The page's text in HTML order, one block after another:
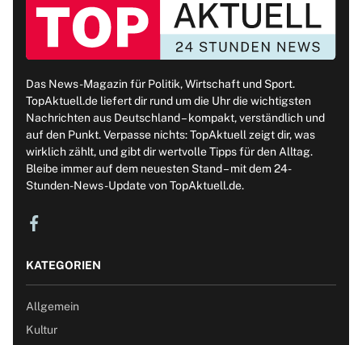
Das News-Magazin für Politik, Wirtschaft und Sport.
TopAktuell.de liefert dir rund um die Uhr die wichtigsten
Nachrichten aus Deutschland – kompakt, verständlich und
auf den Punkt. Verpasse nichts: TopAktuell zeigt dir, was
wirklich zählt, und gibt dir wertvolle Tipps für den Alltag.
Bleibe immer auf dem neuesten Stand – mit dem 24-
Stunden-News-Update von TopAktuell.de.
KATEGORIEN
Allgemein
Kultur